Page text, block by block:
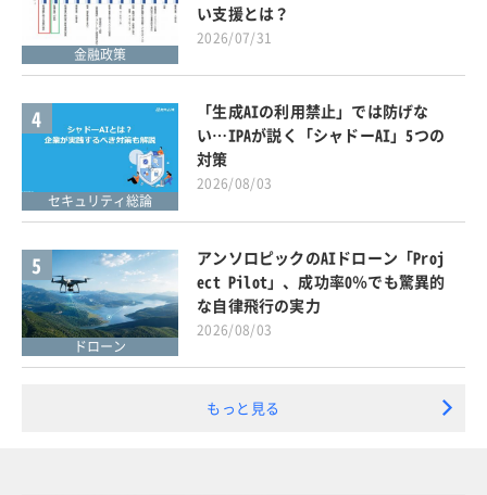
金融政策
い支援とは？
2026/07/31
4
セキュリティ総論
「生成AIの利用禁止」では防げな
い…IPAが説く「シャドーAI」5つの
対策
2026/08/03
5
ドローン
アンソロピックのAIドローン「Proj
ect Pilot」、成功率0％でも驚異的
な自律飛行の実力
2026/08/03
もっと見る